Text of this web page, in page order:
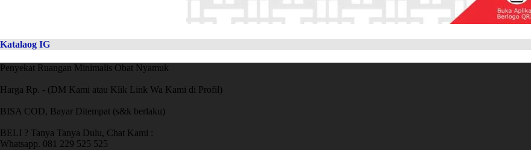
Katalaog IG
Penyekat Ruangan Minimalis Obat Nyamuk
Harga Rp. - (DM Kami atau Klik Link Wa Kami di Profil)
BISA COD, Bayar Ditempat (s&k berlaku)
BELI ? Tanya Tanya Dulu, Chat Kami :
Whatsapp. 081 229 525 525